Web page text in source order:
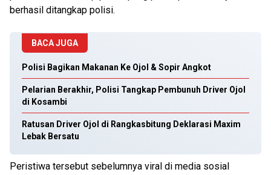
berhasil ditangkap polisi.
BACA JUGA
Polisi Bagikan Makanan Ke Ojol & Sopir Angkot
Pelarian Berakhir, Polisi Tangkap Pembunuh Driver Ojol
di Kosambi
Ratusan Driver Ojol di Rangkasbitung Deklarasi Maxim
Lebak Bersatu
Peristiwa tersebut sebelumnya viral di media sosial